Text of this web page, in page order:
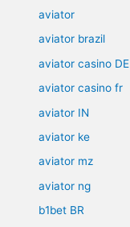
aviator
aviator brazil
aviator casino DE
aviator casino fr
aviator IN
aviator ke
aviator mz
aviator ng
b1bet BR